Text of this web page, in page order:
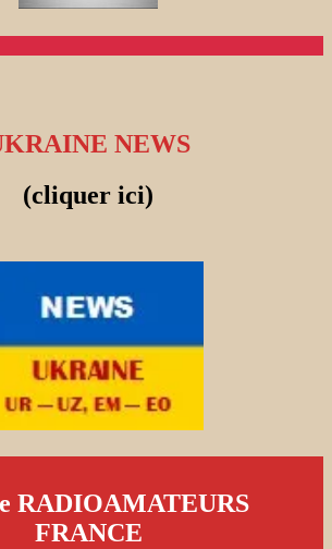
NEWS
(cliquer ici)
RADIOAMATEURS
FRANCE